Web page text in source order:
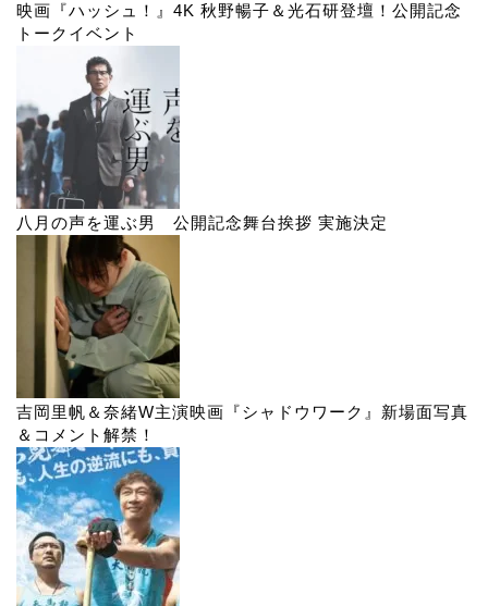
映画『ハッシュ！』4K 秋野暢子＆光石研登壇！公開記念
トークイベント
八月の声を運ぶ男 公開記念舞台挨拶 実施決定
吉岡里帆＆奈緒W主演映画『シャドウワーク』新場面写真
＆コメント解禁！